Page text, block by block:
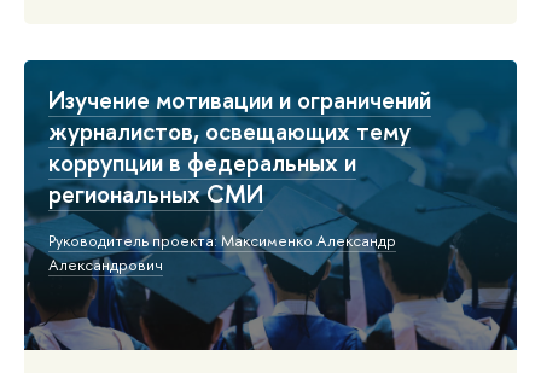
Изучение мотивации и ограничений
журналистов, освещающих тему
коррупции в федеральных и
региональных СМИ
Руководитель проекта: Максименко Александр
Александрович